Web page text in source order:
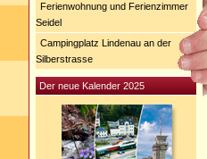
Ferienwohnung und Ferienzimmer
Seidel
Campingplatz Lindenau an der
Silberstrasse
Der neue Kalender 2025